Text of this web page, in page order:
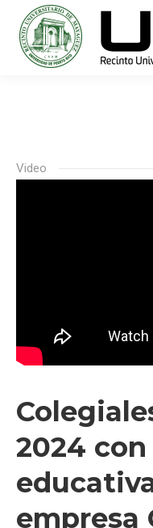
Video
2024
empresa